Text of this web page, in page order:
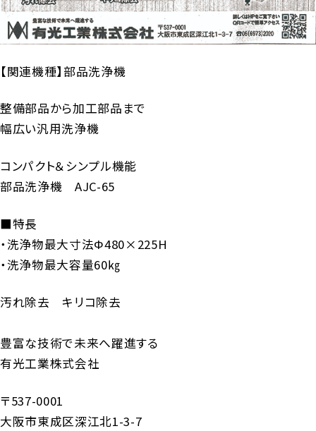
【関連機種】部品洗浄機
整備部品から加工部品まで
幅広い汎用洗浄機
コンパクト＆シンプル機能
部品洗浄機 AJC-65
■特長
・洗浄物最大寸法Φ480×225H
・洗浄物最大容量60㎏
汚れ除去 キリコ除去
豊富な技術で未来へ躍進する
有光工業株式会社
〒537-0001
大阪市東成区深江北1-3-7